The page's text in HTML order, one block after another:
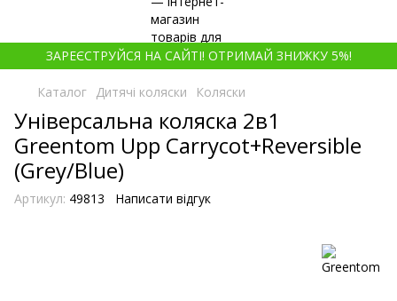
ЗАРЕЄСТРУЙСЯ НА САЙТІ! ОТРИМАЙ ЗНИЖКУ 5%!
Каталог Дитячі коляски Коляски
Універсальна коляска 2в1
Greentom Upp Carrycot+Reversible
(Grey/Blue)
Артикул: 49813 Написати відгук